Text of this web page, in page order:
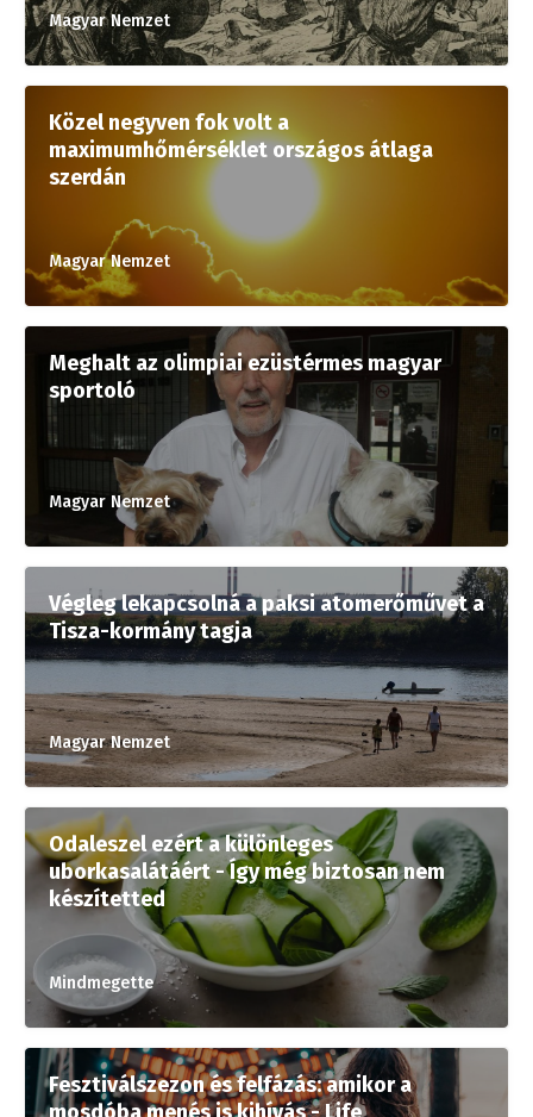
Magyar Nemzet
Közel negyven fok volt a
maximumhőmérséklet országos átlaga
szerdán
Magyar Nemzet
Meghalt az olimpiai ezüstérmes magyar
sportoló
Magyar Nemzet
Végleg lekapcsolná a paksi atomerőművet a
Tisza-kormány tagja
Magyar Nemzet
Odaleszel ezért a különleges
uborkasalátáért - Így még biztosan nem
készítetted
Mindmegette
Fesztiválszezon és felfázás: amikor a